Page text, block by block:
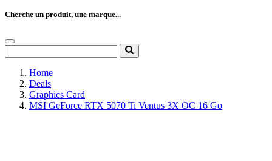
Cherche un produit, une marque...
Home
Deals
Graphics Card
MSI GeForce RTX 5070 Ti Ventus 3X OC 16 Go